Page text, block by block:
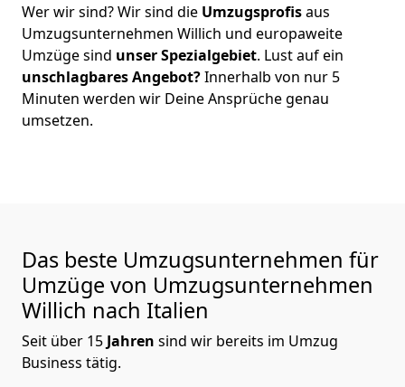
Wer wir sind? Wir sind die Umzugsprofisaus
Umzugsunternehmen Willich und europaweite
Umzüge sind unser Spezialgebiet. Lust auf ein
unschlagbares Angebot?Innerhalb von nur 5
Minuten werden wir Deine Ansprüche genau
umsetzen.
Das beste Umzugsunternehmen für
Umzüge von Umzugsunternehmen
Willich nach Italien
Seit über 15 Jahren sind wir bereits im Umzug
Business tätig.